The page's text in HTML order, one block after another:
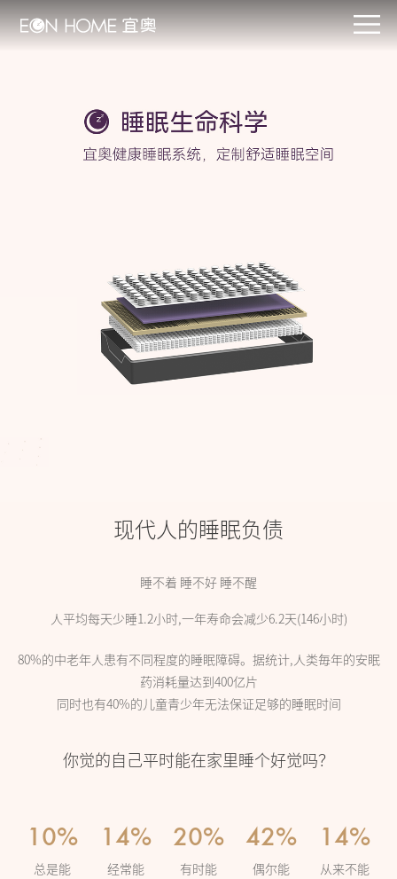
现代人的睡眠负债
睡不着 睡不好 睡不醒
人平均每天少睡1.2小时,一年寿命会减少6.2天(146小时)
80%的中老年人患有不同程度的睡眠障碍。据统计,人类毎年的安眠
药消耗量达到400亿片
同时也有40%的儿童青少年无法保证足够的睡眠时间
你觉的自己平时能在家里睡个好觉吗？
10%
总是能
14%
经常能
20%
有时能
42%
偶尔能
14%
从来不能